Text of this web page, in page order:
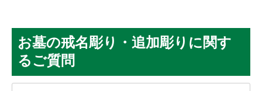
お墓の戒名彫り・追加彫りに関す
るご質問